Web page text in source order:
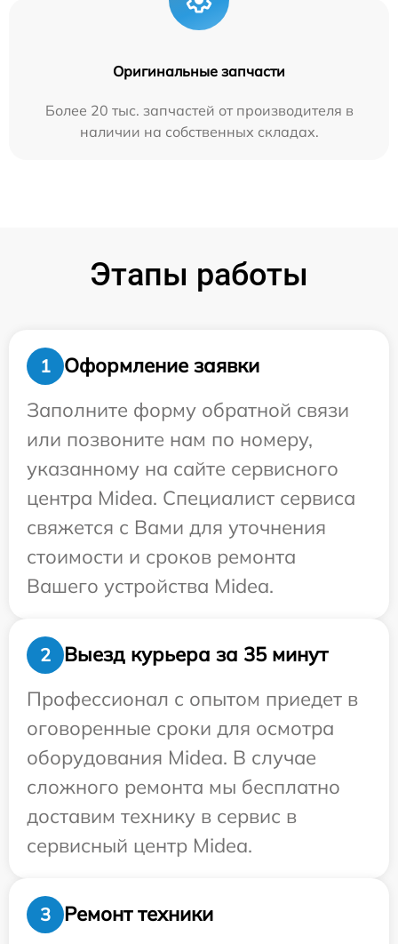
Оригинальные запчасти
Более 20 тыс. запчастей от производителя в
наличии на собственных складах.
Этапы работы
1
Оформление заявки
Заполните форму обратной связи
или позвоните нам по номеру,
указанному на сайте сервисного
центра Midea. Специалист сервиса
свяжется с Вами для уточнения
стоимости и сроков ремонта
Вашего устройства Midea.
2
Выезд курьера за 35 минут
Профессионал с опытом приедет в
оговоренные сроки для осмотра
оборудования Midea. В случае
сложного ремонта мы бесплатно
доставим технику в сервис в
сервисный центр Midea.
3 Ремонт техники